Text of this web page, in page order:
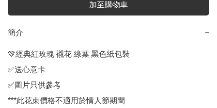
加至購物車
簡介 −
💚經典紅玫瑰 襯花 綠葉 黑色紙包裝
✅送心意卡
✅圖片只供參考
***此花束價格不適用於情人節期間